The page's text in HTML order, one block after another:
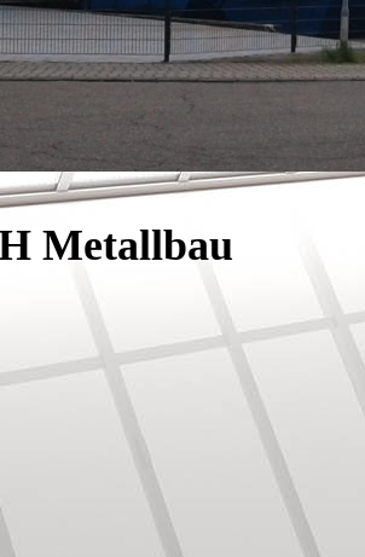
Metallbau